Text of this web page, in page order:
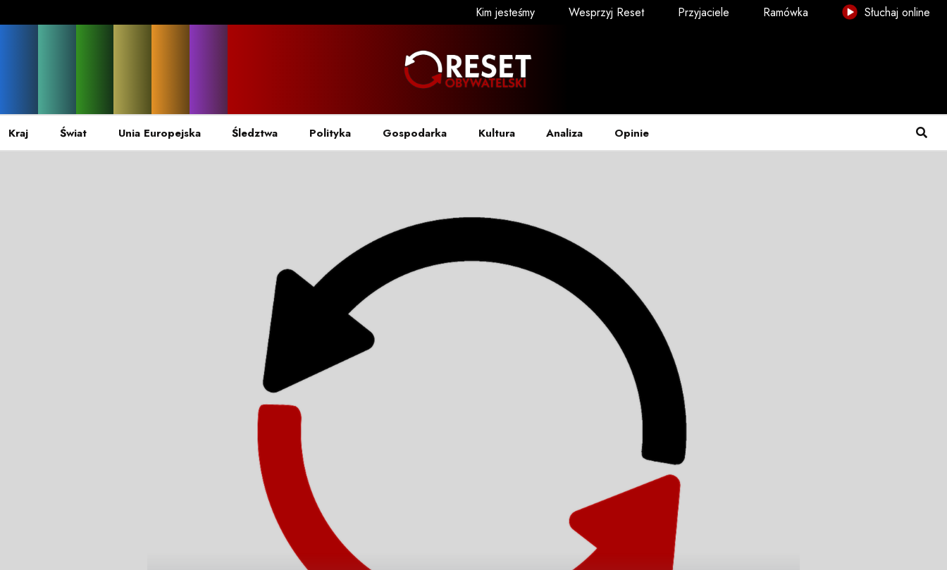
Kim jesteśmy Wesprzyj Reset Przyjaciele Ramówka Słuchaj online
Kraj Świat Unia Europejska Śledztwa Polityka Gospodarka Kultura Analiza Opinie